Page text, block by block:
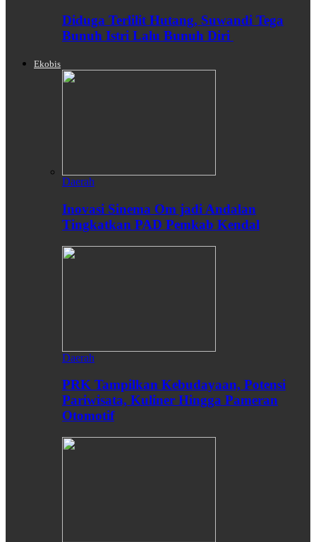
Diduga Terlilit Hutang, Suwandi Tega
Bunuh Istri Lalu Bunuh Diri
Ekobis
Daerah
Inovasi Sinema Om jadi Andalan
Tingkatkan PAD Pemkab Kendal
Daerah
PRK Tampilkan Kebudayaan, Potensi
Pariwisata, Kuliner Hingga Pameran
Otomotif